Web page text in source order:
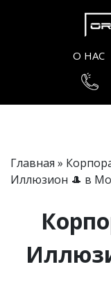
О НАС
Главная »
Иллюзион 🎩 в